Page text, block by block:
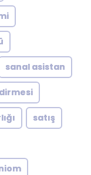
sanal asistan
satış